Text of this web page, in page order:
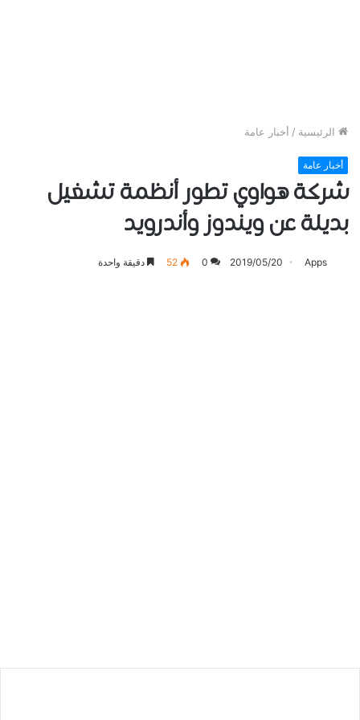
الرئيسية / أخبار عامة
أخبار عامة
شركة هواوي تطور أنظمة تشغيل
بديلة عن ويندوز وأندرويد
Apps
2019/05/20
0
52 دقيقة واحدة